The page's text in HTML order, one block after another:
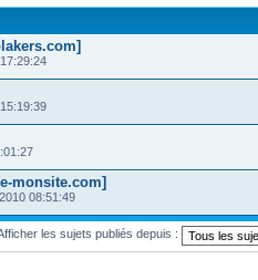
monsite.com]
08:51:49
les sujets publiés depuis :